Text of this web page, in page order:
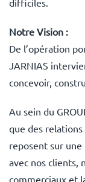
difficiles.
Notre Vision :
De l’opération
JARNIAS
concevoir,
Au sein du
que des
reposent sur
avec nos clients,
commerciaux et